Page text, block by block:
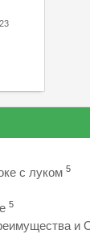
23
с луком 5
5
и